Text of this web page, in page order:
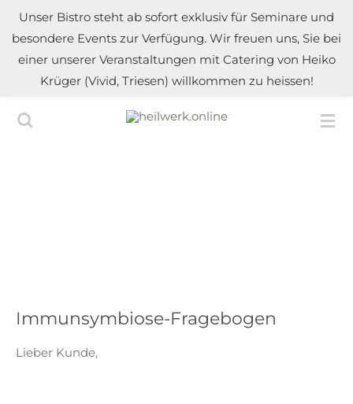
Zum
Hauptinhalt
springen
Unser Bistro steht ab sofort exklusiv für Seminare und
besondere Events zur Verfügung. Wir freuen uns, Sie bei
einer unserer Veranstaltungen mit Catering von Heiko
Krüger (Vivid, Triesen) willkommen zu heissen!
Immunsymbiose-Fragebogen
Lieber Kunde,